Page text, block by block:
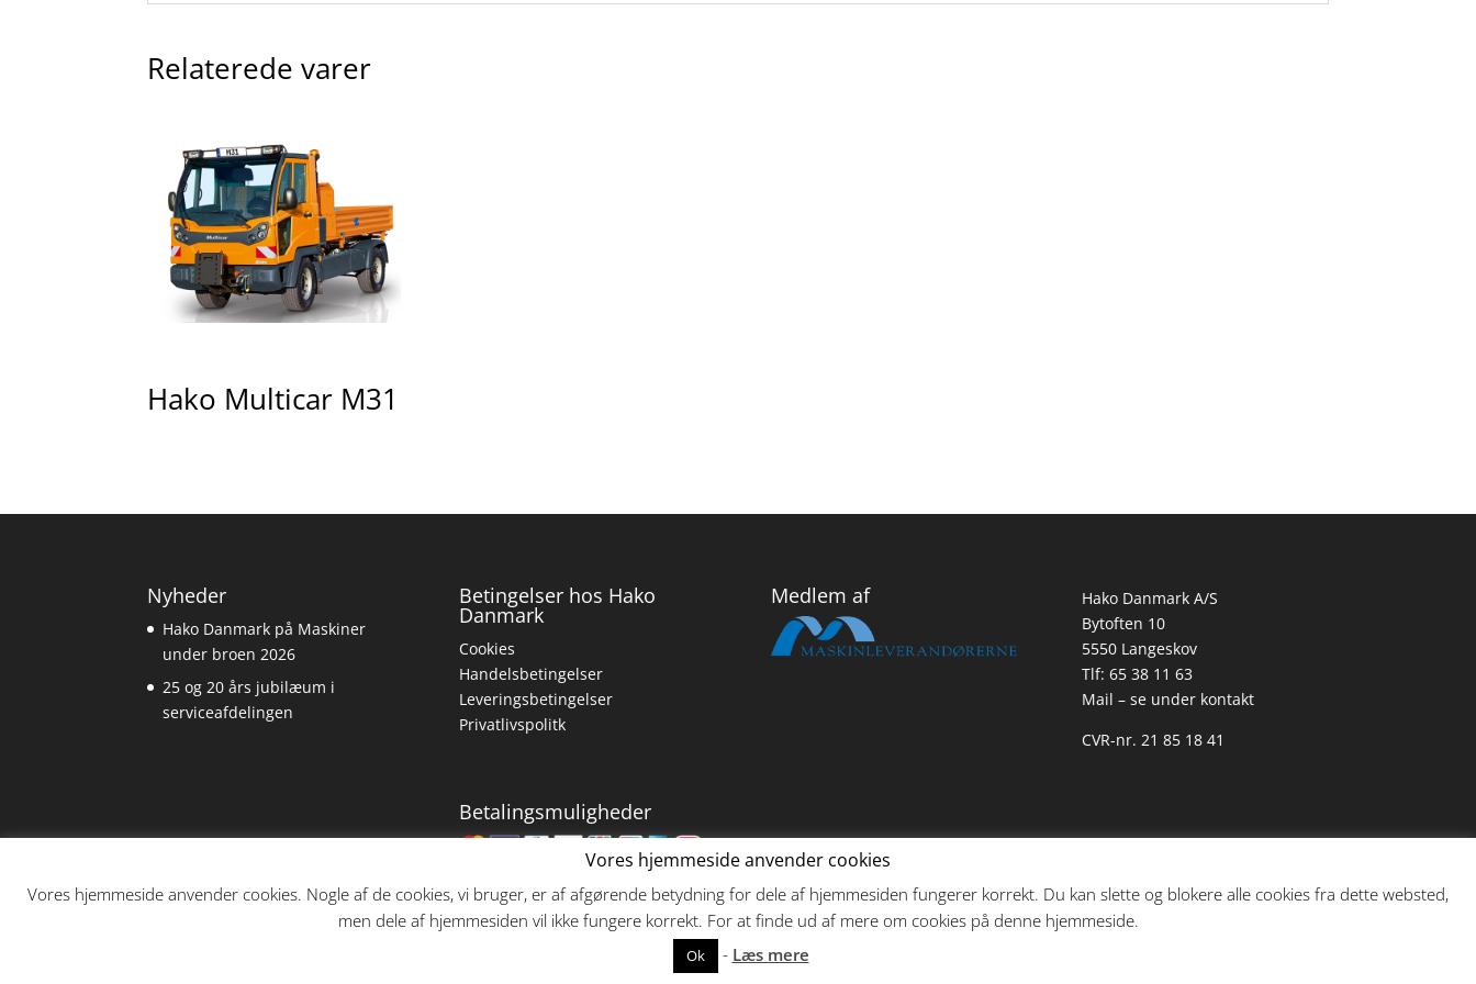
Relaterede varer
Hako Multicar M31
Nyheder
Hako Danmark på Maskiner
under broen 2026
25 og 20 års jubilæum i
serviceafdelingen
Betingelser hos Hako
Danmark
Cookies
Handelsbetingelser
Leveringsbetingelser
Privatlivspolitk
Betalingsmuligheder
Medlem af
Hako Danmark A/S
Bytoften 10
5550 Langeskov
Tlf: 65 38 11 63
Mail – se under kontakt
CVR-nr. 21 85 18 41
Vores hjemmeside anvender cookies
Vores hjemmeside anvender cookies. Nogle af de cookies, vi bruger, er af afgørende betydning for dele af hjemmesiden fungerer korrekt. Du kan slette og blokere alle cookies fra dette websted,
men dele af hjemmesiden vil ikke fungere korrekt. For at finde ud af mere om cookies på denne hjemmeside.
Ok - Læs mere